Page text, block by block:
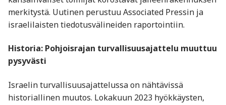
merkitystä. Uutinen perustuu Associated Pressin ja
israelilaisten tiedotusvälineiden raportointiin.
Historia: Pohjoisrajan turvallisuusajattelu muuttuu
pysyvästi
Israelin turvallisuusajattelussa on nähtävissä
historiallinen muutos. Lokakuun 2023 hyökkäysten,